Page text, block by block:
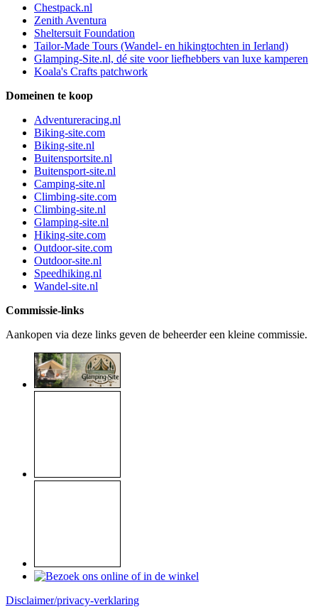
Chestpack.nl
Zenith Aventura
Sheltersuit Foundation
Tailor-Made Tours (Wandel- en hikingtochten in Ierland)
Glamping-Site.nl, dé site voor liefhebbers van luxe kamperen
Koala's Crafts patchwork
Domeinen te koop
Adventureracing.nl
Biking-site.com
Biking-site.nl
Buitensportsite.nl
Buitensport-site.nl
Camping-site.nl
Climbing-site.com
Climbing-site.nl
Glamping-site.nl
Hiking-site.com
Outdoor-site.com
Outdoor-site.nl
Speedhiking.nl
Wandel-site.nl
Commissie-links
Aankopen via deze links geven de beheerder een kleine commissie.
Disclaimer/privacy-verklaring